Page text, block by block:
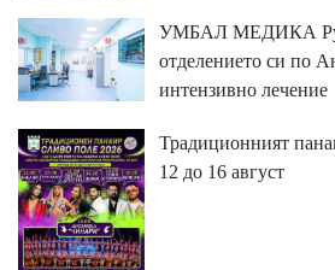
УМБАЛ МЕДИКА
отделението си по
интензивно лечение
Традиционният
12 до 16 август